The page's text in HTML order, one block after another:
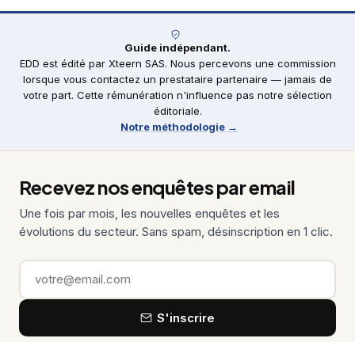
Guide indépendant.
EDD est édité par Xteern SAS. Nous percevons une commission
lorsque vous contactez un prestataire partenaire — jamais de
votre part. Cette rémunération n'influence pas notre sélection
éditoriale.
Notre méthodologie →
Recevez nos enquêtes par email
Une fois par mois, les nouvelles enquêtes et les
évolutions du secteur. Sans spam, désinscription en 1 clic.
Email
S'inscrire